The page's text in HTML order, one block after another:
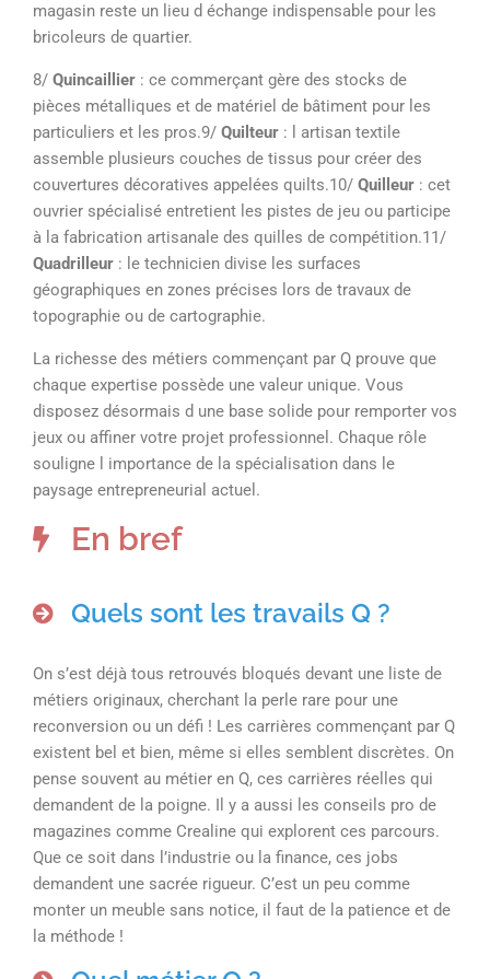
magasin reste un lieu d échange indispensable pour les
bricoleurs de quartier.
8/ Quincaillier : ce commerçant gère des stocks de
pièces métalliques et de matériel de bâtiment pour les
particuliers et les pros.9/ Quilteur : l artisan textile
assemble plusieurs couches de tissus pour créer des
couvertures décoratives appelées quilts.10/ Quilleur : cet
ouvrier spécialisé entretient les pistes de jeu ou participe
à la fabrication artisanale des quilles de compétition.11/
Quadrilleur : le technicien divise les surfaces
géographiques en zones précises lors de travaux de
topographie ou de cartographie.
La richesse des métiers commençant par Q prouve que
chaque expertise possède une valeur unique. Vous
disposez désormais d une base solide pour remporter vos
jeux ou affiner votre projet professionnel. Chaque rôle
souligne l importance de la spécialisation dans le
paysage entrepreneurial actuel.
En bref
Quels sont les travails Q ?
On s’est déjà tous retrouvés bloqués devant une liste de
métiers originaux, cherchant la perle rare pour une
reconversion ou un défi ! Les carrières commençant par Q
existent bel et bien, même si elles semblent discrètes. On
pense souvent au métier en Q, ces carrières réelles qui
demandent de la poigne. Il y a aussi les conseils pro de
magazines comme Crealine qui explorent ces parcours.
Que ce soit dans l’industrie ou la finance, ces jobs
demandent une sacrée rigueur. C’est un peu comme
monter un meuble sans notice, il faut de la patience et de
la méthode !